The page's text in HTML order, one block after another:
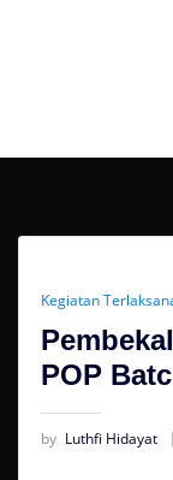
Kegiatan
POP
by Luthfi Hidayat